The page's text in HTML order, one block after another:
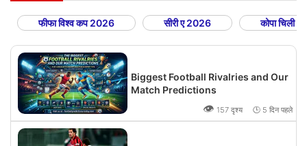
फीफा विश्व कप 2026 सीरी ए 2026 कोपा चिली
Biggest Football Rivalries and Our
Match Predictions
👁 157 दृश्य 🕒 5 दिन पहले